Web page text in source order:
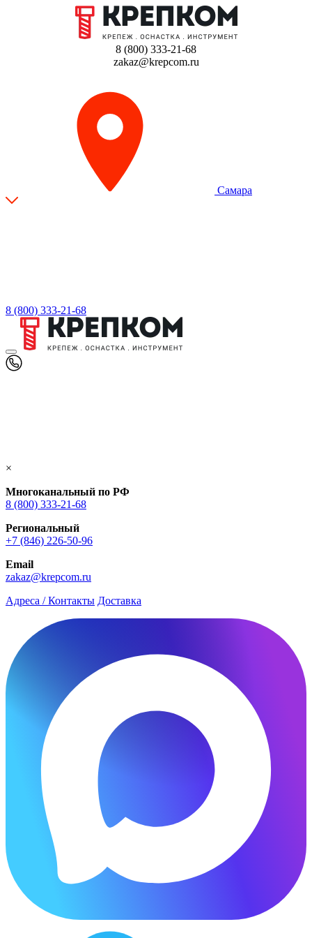
8 (800) 333-21-68
zakaz@krepcom.ru
Самара
8 (800) 333-21-68
×
Многоканальный по РФ
8 (800) 333‑21-68
Региональный
+7 (846) 226-50-96
Email
zakaz@krepcom.ru
Адреса / Контакты Доставка